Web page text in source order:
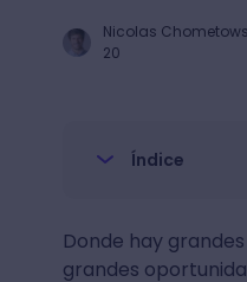
Nicolas
20
Índice
Donde hay
grandes